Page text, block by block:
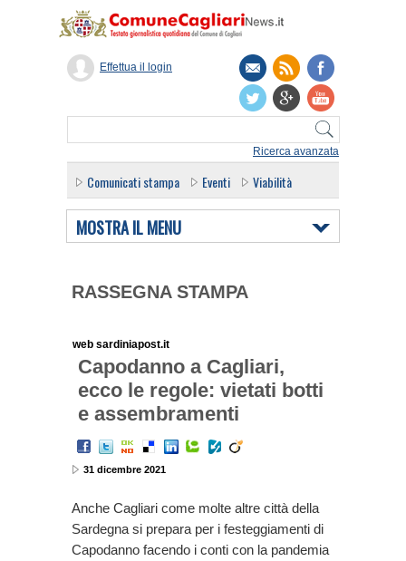
Ricerca avanzata
Effettua il login
Comunicati stampa Eventi Viabilità
MOSTRA IL MENU
RASSEGNA STAMPA
web sardiniapost.it
Capodanno a Cagliari,
ecco le regole: vietati botti
e assembramenti
31 dicembre 2021
Anche Cagliari come molte altre città della
Sardegna si prepara per i festeggiamenti di
Capodanno facendo i conti con la pandemia